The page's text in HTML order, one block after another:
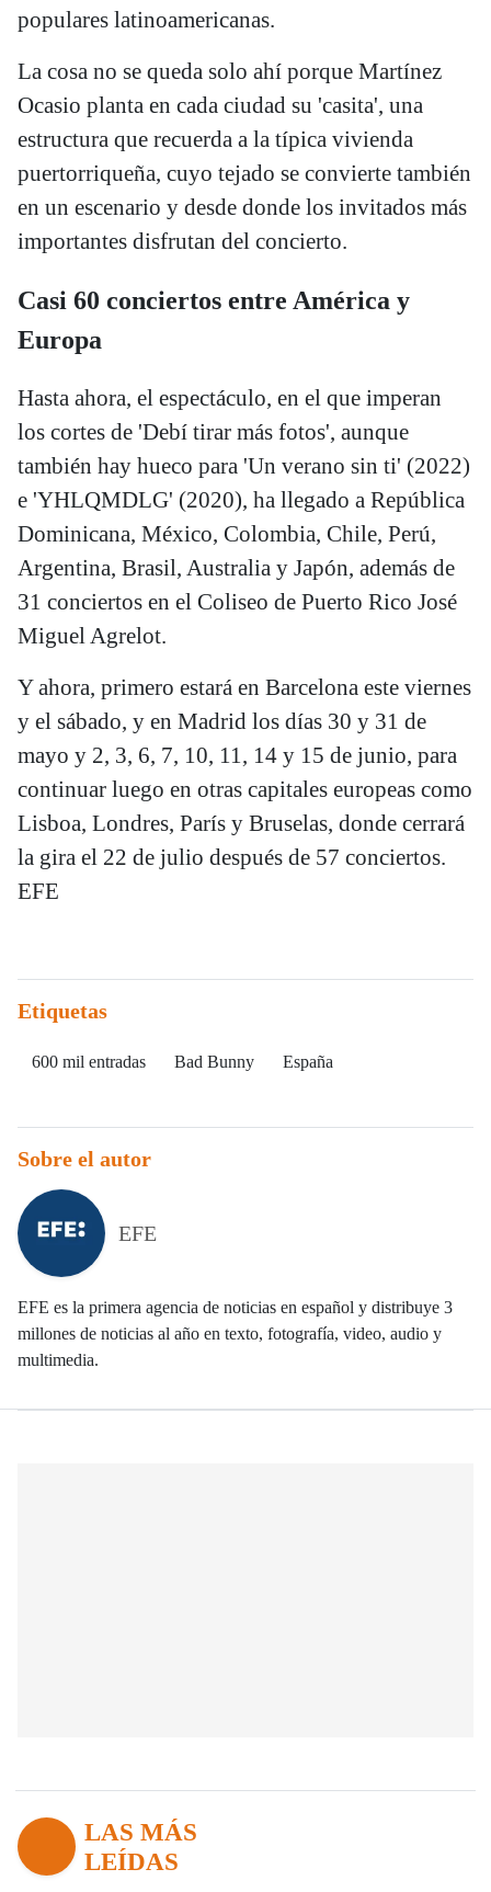
populares latinoamericanas.
La cosa no se queda solo ahí porque Martínez
Ocasio planta en cada ciudad su 'casita', una
estructura que recuerda a la típica vivienda
puertorriqueña, cuyo tejado se convierte también
en un escenario y desde donde los invitados más
importantes disfrutan del concierto.
Casi 60 conciertos entre América y
Europa
Hasta ahora, el espectáculo, en el que imperan
los cortes de 'Debí tirar más fotos', aunque
también hay hueco para 'Un verano sin ti' (2022)
e 'YHLQMDLG' (2020), ha llegado a República
Dominicana, México, Colombia, Chile, Perú,
Argentina, Brasil, Australia y Japón, además de
31 conciertos en el Coliseo de Puerto Rico José
Miguel Agrelot.
Y ahora, primero estará en Barcelona este viernes
y el sábado, y en Madrid los días 30 y 31 de
mayo y 2, 3, 6, 7, 10, 11, 14 y 15 de junio, para
continuar luego en otras capitales europeas como
Lisboa, Londres, París y Bruselas, donde cerrará
la gira el 22 de julio después de 57 conciertos.
EFE
Etiquetas
600 mil entradas Bad Bunny España
Sobre el autor
EFE
EFE es la primera agencia de noticias en español y distribuye 3
millones de noticias al año en texto, fotografía, video, audio y
multimedia.
LAS MÁS
LEÍDAS